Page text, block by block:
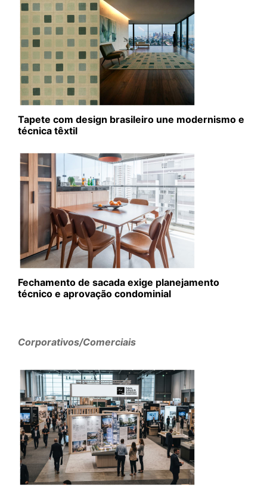
Tapete com design brasileiro une modernismo e
técnica têxtil
Fechamento de sacada exige planejamento
técnico e aprovação condominial
Corporativos/Comerciais